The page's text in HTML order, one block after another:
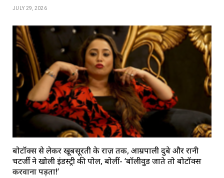
JULY 29, 2026
बोटॉक्स से लेकर खूबसूरती के राज़ तक, आम्रपाली दुबे और रानी
चटर्जी ने खोली इंडस्ट्री की पोल, बोलीं- ‘बॉलीवुड जाते तो बोटॉक्स
करवाना पड़ता!’